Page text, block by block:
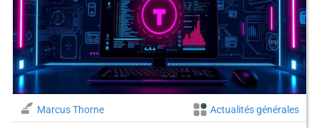
Marcus Thorne Actualités générales